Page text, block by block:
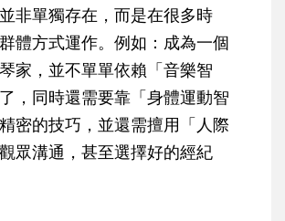
非單獨存在，而是在很多時
體方式運作。例如：成為一個
家，並不單單依賴「音樂智
，同時還需要靠「身體運動智
密的技巧，並還需擅用「人際
眾溝通，甚至選擇好的經紀